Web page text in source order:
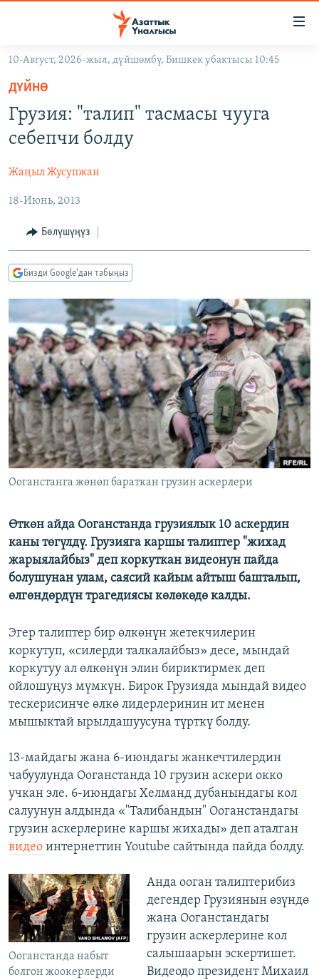
Навигацияга
өтүңүз
Издөөгө
салыңыз
ЖАҢЫЛЫКТАР
КЫРГЫЗСТАН
КЫРГЫЗСТАН
ЭКОНОМИКА
МАДАНИЯТ
ДҮЙНӨ
БОРБОР АЗИЯ
АТАЙЫН ИЛИКТӨӨ
ТВ ПРОГРАММАЛАР
БҮГҮН АЗАТТЫКТА
БИЗ ЖАНА ДҮЙНӨ
ДАНИСТЕ
ЭЖЕ-СИҢДИЛЕР
АЗАТТЫК+
ЫҢГАЙСЫЗ СУРООЛОР
ПОДКАСТ
ӨЗГӨЧӨ ПИКИР
ОНЛАЙН ШЕРИНЕ
ЭЕ/АРнун бардык сайттары
10-Август, 2026-жыл, дүйшөмбү, Бишкек убактысы 10:45
ДҮЙНӨ
Грузия: "талип" тасмасы чууга
себепчи болду
Жаңыл Жусупжан
18-Июнь, 2013
Бөлүшүңүз
Бизди Google'дан табыңыз
Ооганстанга жөнөп бараткан грузин аскерлери
Өткөн айда Ооганстанда грузиялык 10 аскердин
каны төгүлдү. Грузияга каршы талиптер "жихад
жарыялайбыз" деп коркуткан видеонун пайда
болушунан улам, саясий кайым айтыш башталып,
өлгөндөрдүн трагедиясы көлөкөдө калды.
Эгер талиптер бир өлкөнүн жетекчилерин
коркутуп, «силерди талкалайбыз» десе, мындай
коркутуу ал өлкөнүн элин бириктирмек деп
ойлошуңуз мүмкүн. Бирок Грузияда мындай видео
тескерисинче өлкө лидерлеринин ит менен
мышыктай ырылдашуусуна түрткү болду.
13-майдагы жана 6-июндагы жанкечтилердин
чабуулунда Ооганстанда 10 грузин аскери окко
учкан эле. 6-июндагы Хелманд дубанындагы кол
салуунун алдында «"Талибандын" Ооганстандагы
грузин аскерлерине каршы жихады» деп аталган
видео интернеттин Youtube сайтында пайда болду.
Ооганстанда набыт
болгон жоокерлерди
Анда ооган талиптерибиз
дегендер Грузиянын өзүндө
жана Ооганстандагы
грузин аскерлерине кол
салышаарын эскертишет.
Видеодо президент Михаил